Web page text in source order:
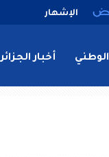
الإشهار
الوطني أخبار الجزائر